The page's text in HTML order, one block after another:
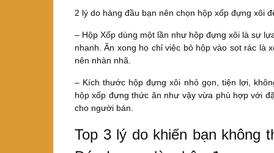
2 lý do hàng đầu bạn nên chọn hộp xốp đựng xôi
– Hộp Xốp dùng một lần như hộp đựng xôi là sự
nhanh. Ăn xong họ chỉ việc bỏ hộp vào sọt rác là
nên nhàn nhã.
– Kích thước hộp đựng xôi nhỏ gọn, tiện lợi,
hộp xốp đựng thức ăn như vậy vừa phù hợp với
cho người bán.
Top 3 lý do khiến bạn không